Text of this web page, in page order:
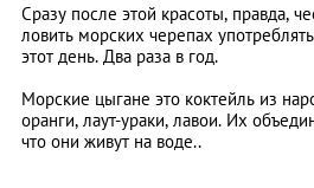
Сразу после этой красоты, правда,
ловить морских черепах
этот день. Два раза в год.
Морские цыгане это коктейль из
оранги, лаут-ураки, лавои. Их
что они живут на воде..